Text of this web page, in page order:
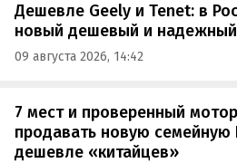
Дешевле Geely и Tenet: в
новый дешевый и надежный
09 августа 2026, 14:42
7 мест и проверенный
продавать новую семейную
дешевле «китайцев»